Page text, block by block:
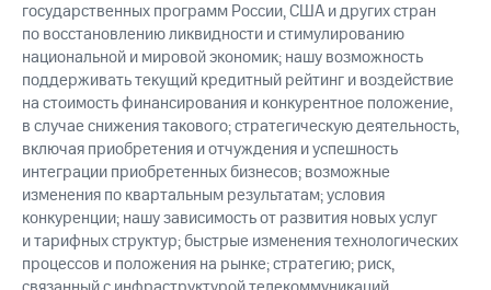
государственных программ России, США и других стран
по восстановлению ликвидности и стимулированию
национальной и мировой экономик; нашу возможность
поддерживать текущий кредитный рейтинг и воздействие
на стоимость финансирования и конкурентное положение,
в случае снижения такового; стратегическую деятельность,
включая приобретения и отчуждения и успешность
интеграции приобретенных бизнесов; возможные
изменения по квартальным результатам; условия
конкуренции; нашу зависимость от развития новых услуг
и тарифных структур; быстрые изменения технологических
процессов и положения на рынке; стратегию; риск,